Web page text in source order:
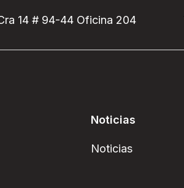
14 # 94-44 Oficina 204
Noticias
Noticias